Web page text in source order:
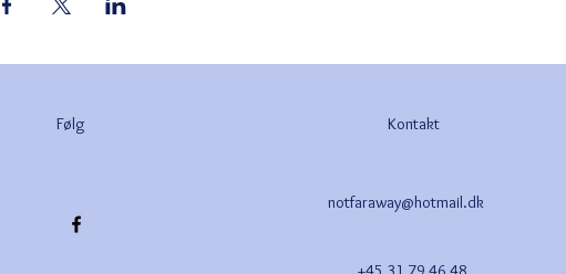
Følg Kontakt
notfaraway@hotmail.dk